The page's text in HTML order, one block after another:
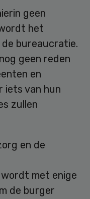
geen
het
bureaucratie.
geen reden
en
iets van hun
zullen
en de
met enige
de burger